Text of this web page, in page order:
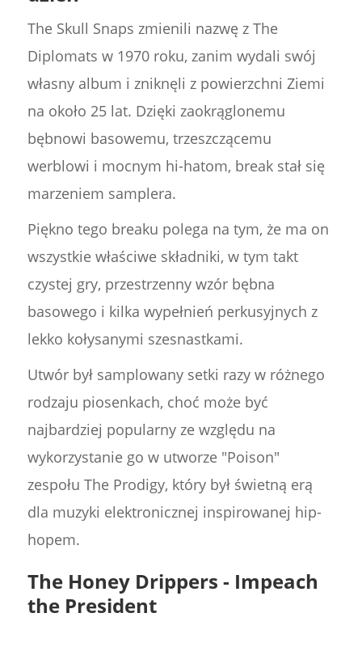
The Skull Snaps zmienili nazwę z The
Diplomats w 1970 roku, zanim wydali swój
własny album i zniknęli z powierzchni Ziemi
na około 25 lat. Dzięki zaokrąglonemu
bębnowi basowemu, trzeszczącemu
werblowi i mocnym hi-hatom, break stał się
marzeniem samplera.
Piękno tego breaku polega na tym, że ma on
wszystkie właściwe składniki, w tym takt
czystej gry, przestrzenny wzór bębna
basowego i kilka wypełnień perkusyjnych z
lekko kołysanymi szesnastkami.
Utwór był samplowany setki razy w różnego
rodzaju piosenkach, choć może być
najbardziej popularny ze względu na
wykorzystanie go w utworze "Poison"
zespołu The Prodigy, który był świetną erą
dla muzyki elektronicznej inspirowanej hip-
hopem.
The Honey Drippers - Impeach
the President